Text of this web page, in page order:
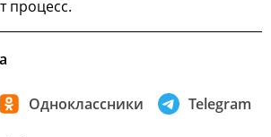
процесс.
Одноклассники Telegram